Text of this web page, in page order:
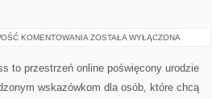
KOMENTOWANIA TRENDY
ZOSTAŁA WYŁĄCZONA
to przestrzeń online poświęcony urodzie
wskazówkom dla osób, które chcą